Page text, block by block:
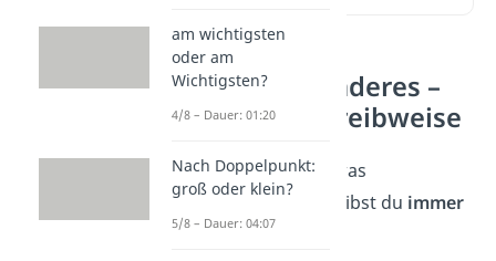
Etwas Besonderes –
richtige Schreibweise
Den Ausdruck „etwas
Besonderes“ schreibst du immer
groß.
am wichtigsten
oder am
Wichtigsten?
4/8 – Dauer: 01:20
Nach Doppelpunkt:
groß oder klein?
5/8 – Dauer: 04:07